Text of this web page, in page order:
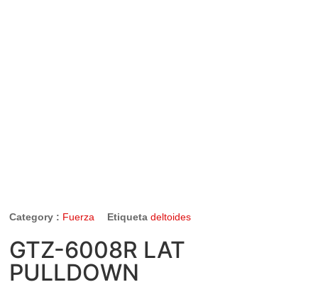
Category : Fuerza Etiqueta deltoides
GTZ-6008R LAT
PULLDOWN